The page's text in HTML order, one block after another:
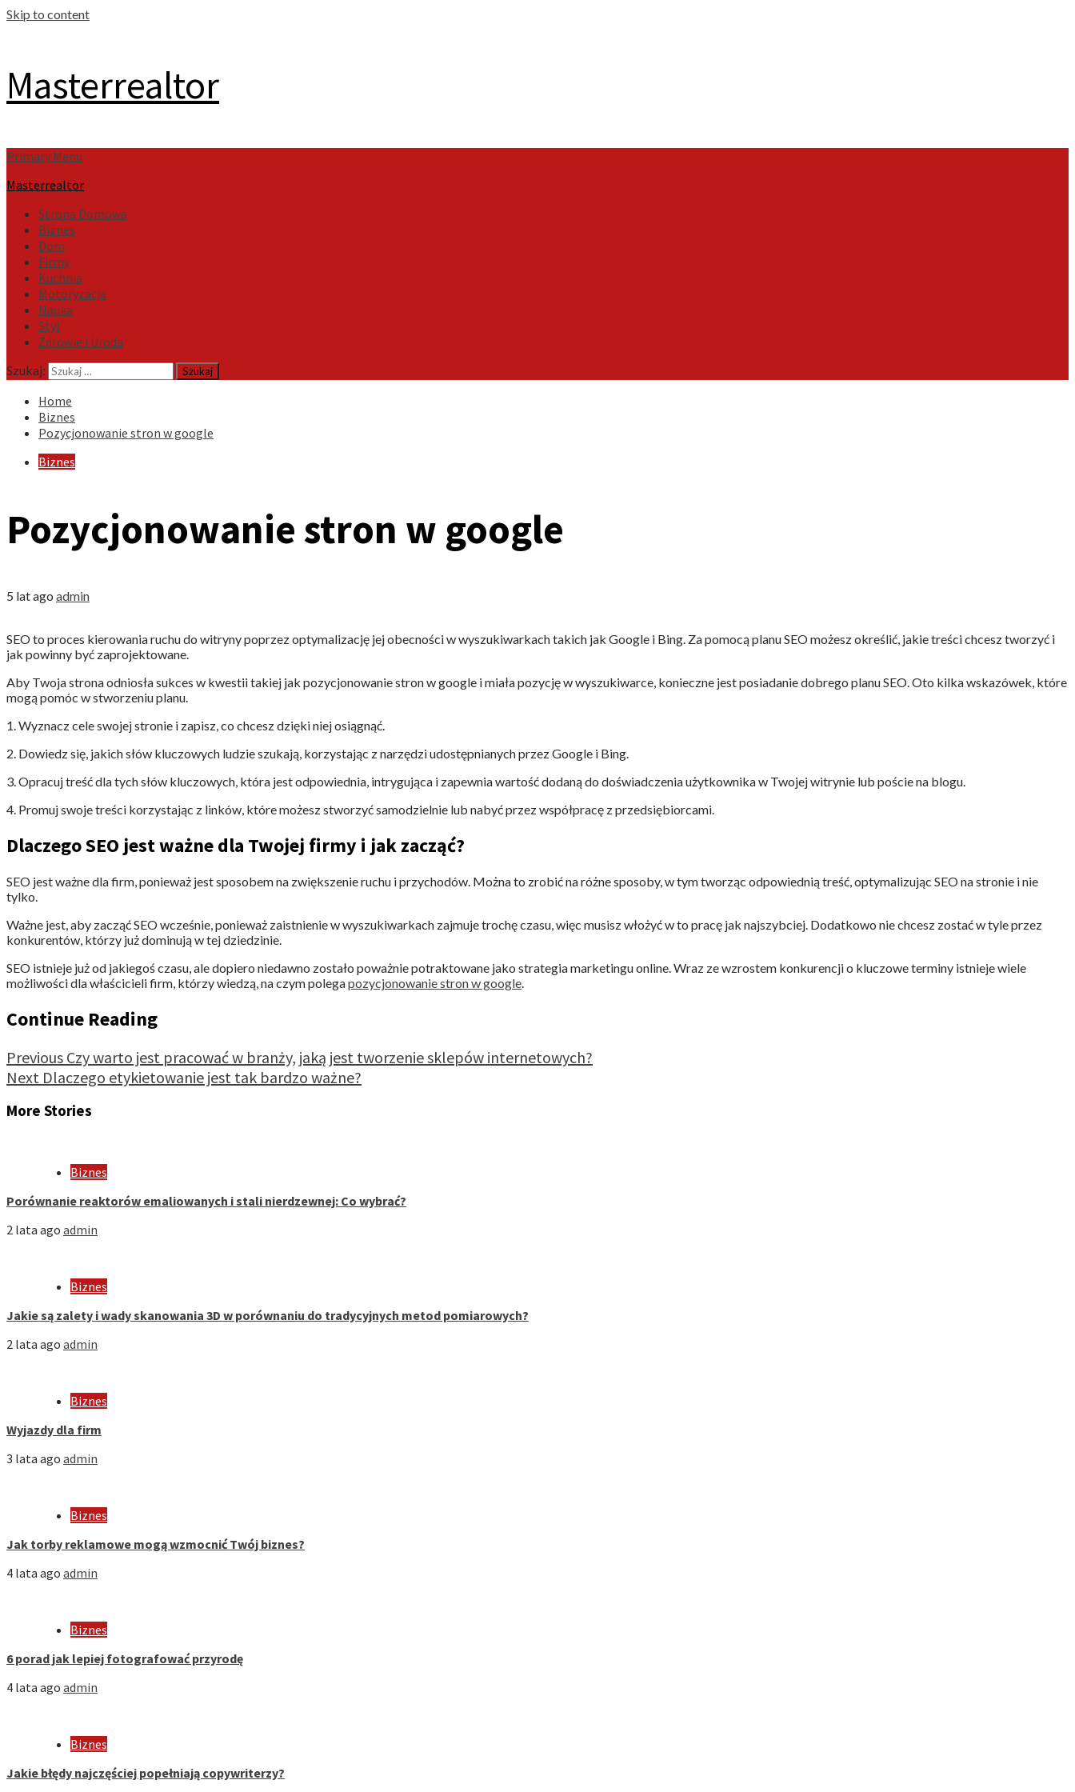
Skip to content
Masterrealtor
Primary Menu
Masterrealtor
Strona Domowa
Biznes
Dom
Firmy
Kuchnia
Motoryzacja
Nauka
Styl
Zdrowie i Uroda
Szukaj:
Home
Biznes
Pozycjonowanie stron w google
Biznes
Pozycjonowanie stron w google
5 lat ago admin
SEO to proces kierowania ruchu do witryny poprzez optymalizację jej obecności w wyszukiwarkach takich jak Google i Bing. Za pomocą planu SEO możesz określić, jakie treści chcesz tworzyć i
jak powinny być zaprojektowane.
Aby Twoja strona odniosła sukces w kwestii takiej jak pozycjonowanie stron w google i miała pozycję w wyszukiwarce, konieczne jest posiadanie dobrego planu SEO. Oto kilka wskazówek, które
mogą pomóc w stworzeniu planu.
1. Wyznacz cele swojej stronie i zapisz, co chcesz dzięki niej osiągnąć.
2. Dowiedz się, jakich słów kluczowych ludzie szukają, korzystając z narzędzi udostępnianych przez Google i Bing.
3. Opracuj treść dla tych słów kluczowych, która jest odpowiednia, intrygująca i zapewnia wartość dodaną do doświadczenia użytkownika w Twojej witrynie lub poście na blogu.
4. Promuj swoje treści korzystając z linków, które możesz stworzyć samodzielnie lub nabyć przez współpracę z przedsiębiorcami.
Dlaczego SEO jest ważne dla Twojej firmy i jak zacząć?
SEO jest ważne dla firm, ponieważ jest sposobem na zwiększenie ruchu i przychodów. Można to zrobić na różne sposoby, w tym tworząc odpowiednią treść, optymalizując SEO na stronie i nie
tylko.
Ważne jest, aby zacząć SEO wcześnie, ponieważ zaistnienie w wyszukiwarkach zajmuje trochę czasu, więc musisz włożyć w to pracę jak najszybciej. Dodatkowo nie chcesz zostać w tyle przez
konkurentów, którzy już dominują w tej dziedzinie.
SEO istnieje już od jakiegoś czasu, ale dopiero niedawno zostało poważnie potraktowane jako strategia marketingu online. Wraz ze wzrostem konkurencji o kluczowe terminy istnieje wiele
możliwości dla właścicieli firm, którzy wiedzą, na czym polegapozycjonowanie stron w google.
Continue Reading
Previous Czy warto jest pracować w branży, jaką jest tworzenie sklepów internetowych?
Next Dlaczego etykietowanie jest tak bardzo ważne?
More Stories
Biznes
Porównanie reaktorów emaliowanych i stali nierdzewnej: Co wybrać?
2 lata ago admin
Biznes
Jakie są zalety i wady skanowania 3D w porównaniu do tradycyjnych metod pomiarowych?
2 lata ago admin
Biznes
Wyjazdy dla firm
3 lata ago admin
Biznes
Jak torby reklamowe mogą wzmocnić Twój biznes?
4 lata ago admin
Biznes
6 porad jak lepiej fotografować przyrodę
4 lata ago admin
Biznes
Jakie błędy najczęściej popełniają copywriterzy?